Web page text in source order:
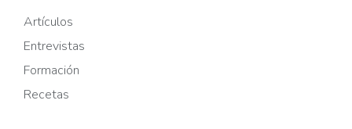
Artículos
Entrevistas
Formación
Recetas